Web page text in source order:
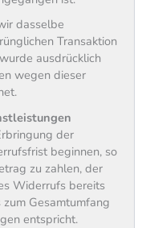
dasselbe
Transaktion
ausdrücklich
wegen dieser
der
beginnen, so
zu zahlen, der
Widerrufs bereits
Gesamtumfang
entspricht.